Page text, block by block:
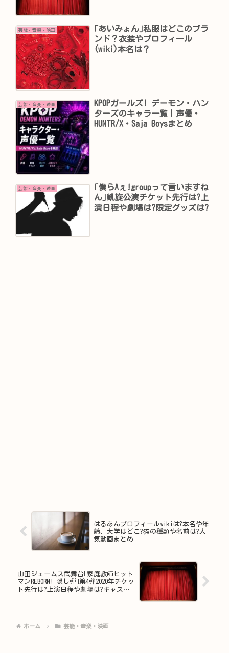
芸能・音楽・映画
｢あいみょん｣私服はどこのブラ
ンド？衣装やプロフィール
(wiki)本名は？
芸能・音楽・映画
KPOPガールズ! デーモン・ハン
ターズのキャラ一覧｜声優・
HUNTR/X・Saja Boysまとめ
芸能・音楽・映画
｢僕らAぇ!groupって言いますね
ん｣凱旋公演チケット先行は?上
演日程や劇場は?限定グッズは?
はるあんプロフィールwikiは?本名や年
齢、大学はどこ?猫の種類や名前は?人
気動画まとめ
山田ジェームス武舞台｢家庭教師ヒット
マンREBORN! 隠し弾｣第4弾2020年チケッ
ト先行は?上演日程や劇場は?キャスト
ホーム 芸能・音楽・映画